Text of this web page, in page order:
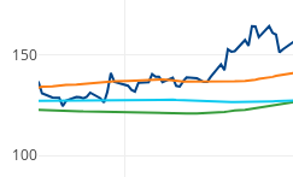
100
150